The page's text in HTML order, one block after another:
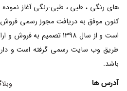
های رنگی ، طبی ، طبی-رنگی آغاز
است و از سال 1398 تصمیم
طریق وب سایت رسمی گرفته است و
باشد.
آدرس ها